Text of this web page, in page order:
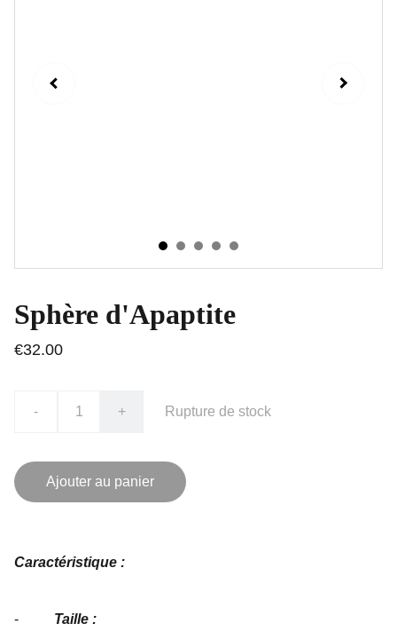
Sphère d'Apaptite
€32.00
- + Rupture de stock
Ajouter au panier
Caractéristique :
- Taille :